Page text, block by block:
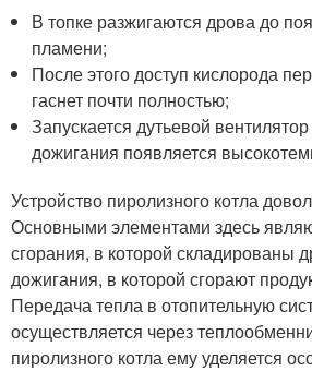
В топке разжигаются дрова до
пламени;
После этого доступ кислорода
гаснет почти полностью;
Запускается дутьевой
дожигания появляется
Устройство пиролизного котла
Основными элементами здесь
сгорания, в которой складированы
дожигания, в которой сгорают
Передача тепла в отопительную
осуществляется через
пиролизного котла ему уделяется